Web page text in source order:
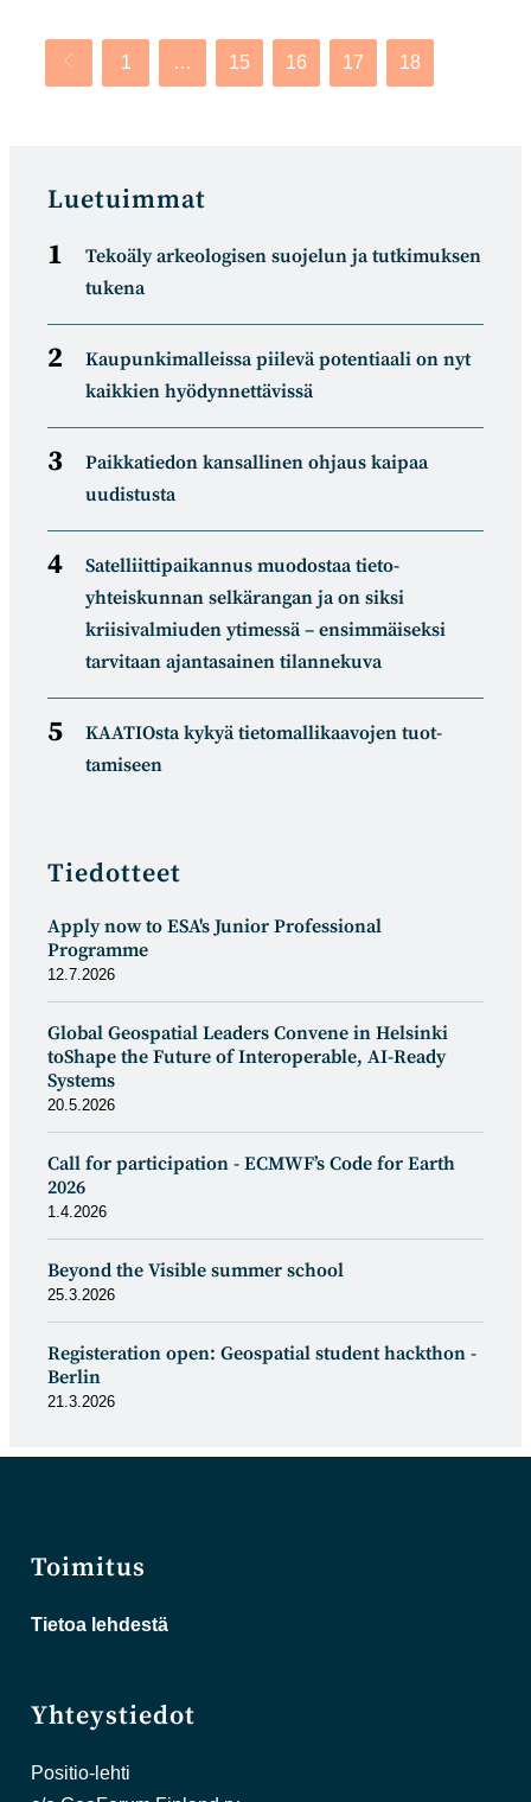
Siirry edelliselle sivulle
1 … 15 16 17 18
Luetuimmat
Tekoäly arkeologisen suojelun ja tutkimuksen
tukena
Kaupunkimalleissa piilevä potentiaali on nyt
kaikkien hyödynnettävissä
Paikkatiedon kansallinen ohjaus kaipaa
uudistusta
Satelliitti­paikannus muodostaa tieto­
yhteiskunnan selkä­rangan ja on siksi
kriisivalmiuden ytimessä – ensimmäiseksi
tarvitaan ajantasainen tilannekuva
KAATIOsta kykyä tietomal­likaa­vojen tuot­
tamiseen
Tiedotteet
Apply now to ESA's Junior Professional
Programme
12.7.2026
Global Geospatial Leaders Convene in Helsinki
toShape the Future of Interoperable, AI-Ready
Systems
20.5.2026
Call for participation - ECMWF’s Code for Earth
2026
1.4.2026
Beyond the Visible summer school
25.3.2026
Registeration open: Geospatial student hackthon -
Berlin
21.3.2026
Toimitus
Tietoa lehdestä
Yhteystiedot
Positio-lehti